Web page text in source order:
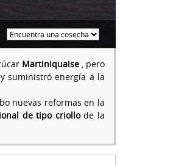
Martiniquaise, pero
suministró energía a la
nuevas reformas en la
de tipo criollode la